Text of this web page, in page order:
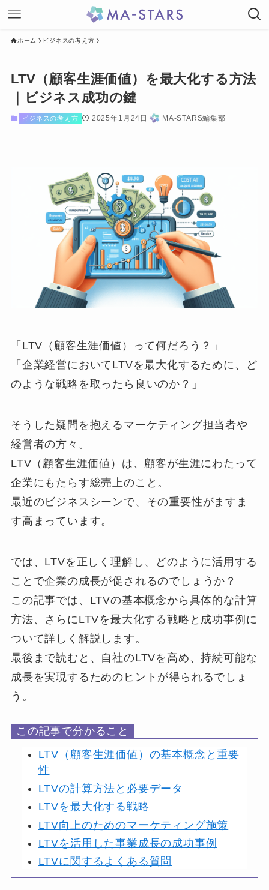
ホーム ビジネスの考え方
LTV（顧客生涯価値）を最大化する方法
｜ビジネス成功の鍵
ビジネスの考え方 2025年1月24日 MA-STARS編集部
「LTV（顧客生涯価値）って何だろう？」
「企業経営においてLTVを最大化するために、ど
のような戦略を取ったら良いのか？」
そうした疑問を抱えるマーケティング担当者や
経営者の方々。
LTV（顧客生涯価値）は、顧客が生涯にわたって
企業にもたらす総売上のこと。
最近のビジネスシーンで、その重要性がますま
す高まっています。
では、LTVを正しく理解し、どのように活用する
ことで企業の成長が促されるのでしょうか？
この記事では、LTVの基本概念から具体的な計算
方法、さらにLTVを最大化する戦略と成功事例に
ついて詳しく解説します。
最後まで読むと、自社のLTVを高め、持続可能な
成長を実現するためのヒントが得られるでしょ
う。
この記事で分かること
LTV（顧客生涯価値）の基本概念と重要
性
LTVの計算方法と必要データ
LTVを最大化する戦略
LTV向上のためのマーケティング施策
LTVを活用した事業成長の成功事例
LTVに関するよくある質問